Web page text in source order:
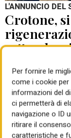
Per fornire le
come i cookie
informazioni del
ci permetterà di
navigazione o ID
ritirare il
caratteristiche e
L'ANNUNCIO DEL
Crotone,
settembre
05 Ago 2026